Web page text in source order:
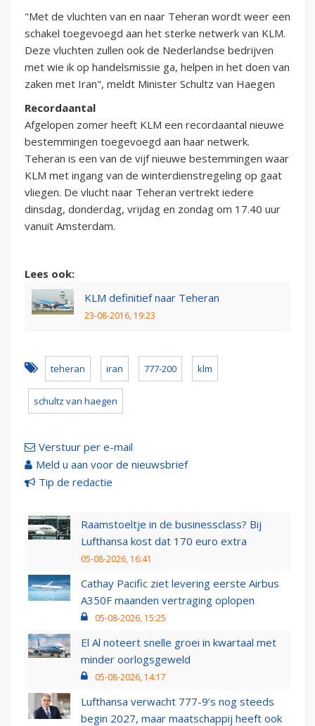
"Met de vluchten van en naar Teheran wordt weer een
schakel toegevoegd aan het sterke netwerk van KLM.
Deze vluchten zullen ook de Nederlandse bedrijven
met wie ik op handelsmissie ga, helpen in het doen van
zaken met Iran", meldt Minister Schultz van Haegen
Recordaantal
Afgelopen zomer heeft KLM een recordaantal nieuwe
bestemmingen toegevoegd aan haar netwerk.
Teheran is een van de vijf nieuwe bestemmingen waar
KLM met ingang van de winterdienstregeling op gaat
vliegen. De vlucht naar Teheran vertrekt iedere
dinsdag, donderdag, vrijdag en zondag om 17.40 uur
vanuit Amsterdam.
Lees ook:
KLM definitief naar Teheran
23-08-2016, 19:23
teheran iran 777-200 klm
schultz van haegen
Verstuur per e-mail
Meld u aan voor de nieuwsbrief
Tip de redactie
Raamstoeltje in de businessclass? Bij
Lufthansa kost dat 170 euro extra
05-08-2026, 16:41
Cathay Pacific ziet levering eerste Airbus
A350F maanden vertraging oplopen
05-08-2026, 15:25
El Al noteert snelle groei in kwartaal met
minder oorlogsgeweld
05-08-2026, 14:17
Lufthansa verwacht 777-9’s nog steeds
begin 2027, maar maatschappij heeft ook